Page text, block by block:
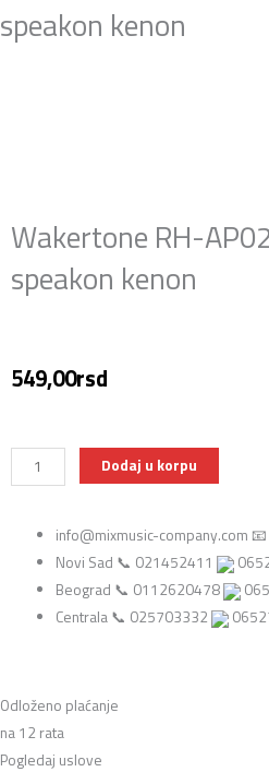
speakon kenon
Wakertone RH-
speakon kenon
549,00rsd
Wakertone
RH-
Adapter
speakon
kenon
količina
Dodaj u korpu
info@mixmusic-company.com 📧
Novi Sad 📞 021452411
Beograd 📞 0112620478
Centrala 📞 025703332
Odloženo plaćanje
na 12 rata
Pogledaj uslove